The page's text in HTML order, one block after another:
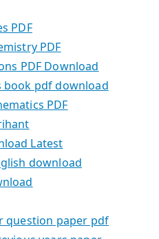
PDF
PDF
PDF Download
book pdf download
PDF
Latest
download
question paper pdf